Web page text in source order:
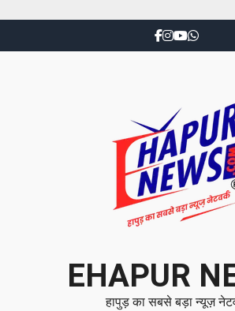
EHAPUR
हापुड़ का सबसे बड़ा न्यूज़